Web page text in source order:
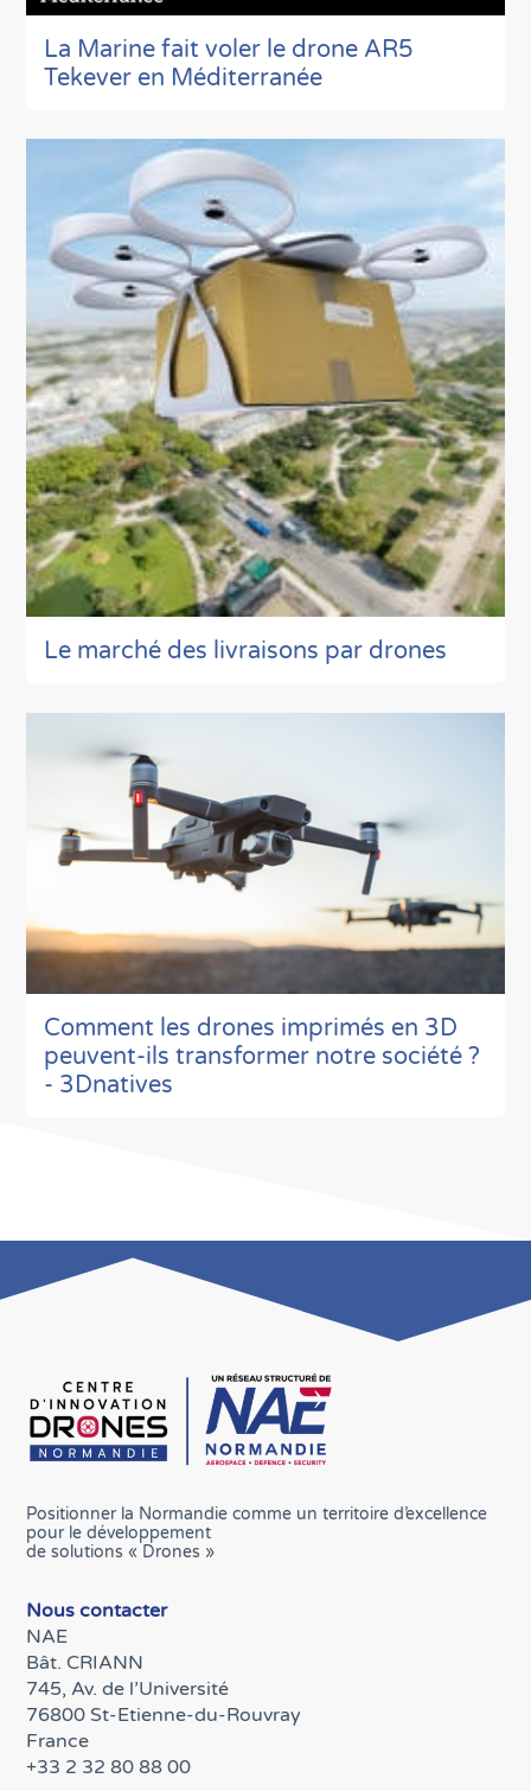
La Marine fait voler le drone AR5
Tekever en Méditerranée
Le marché des livraisons par drones
Comment les drones imprimés en 3D
peuvent-ils transformer notre société ?
- 3Dnatives
Positionner la Normandie comme un territoire d’excellence
pour le développement
de solutions « Drones »
Nous contacter
NAE
Bât. CRIANN
745, Av. de l’Université
76800 St-Etienne-du-Rouvray
France
+33 2 32 80 88 00